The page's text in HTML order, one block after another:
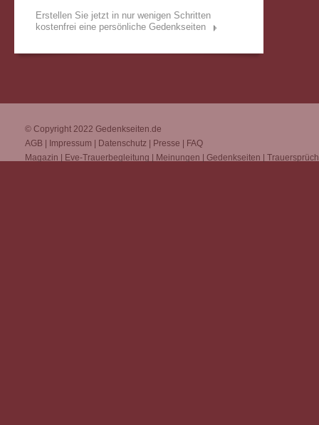
Erstellen Sie jetzt in nur wenigen Schritten
kostenfrei eine persönliche Gedenkseiten
© Copyright 2022 Gedenkseiten.de
AGB
Impressum Datenschutz Presse
FAQ
Magazin
Eve-Trauerbegleitung Meinungen Gedenkseiten